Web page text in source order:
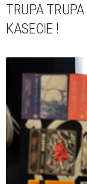
TRUPA
KASECIE !